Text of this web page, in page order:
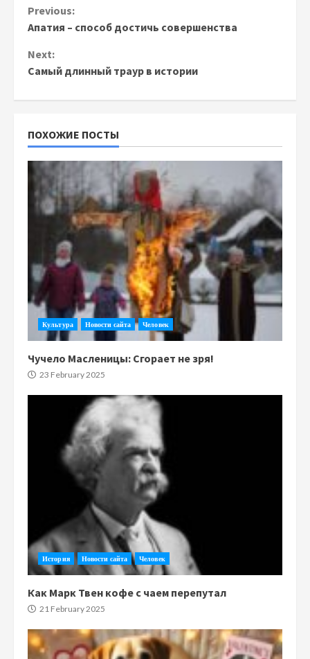
Continue
Previous:
Апатия – способ достичь совершенства
Next:
Самый длинный траур в истории
ПОХОЖИЕ ПОСТЫ
Культура Новости сайта Человек
Чучело Масленицы: Сгорает не зря!
23 February 2025
История Новости сайта Человек
Как Марк Твен кофе с чаем перепутал
21 February 2025